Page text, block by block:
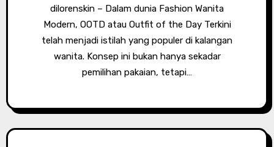
dilorenskin – Dalam dunia Fashion Wanita
Modern, OOTD atau Outfit of the Day Terkini
telah menjadi istilah yang populer di kalangan
wanita. Konsep ini bukan hanya sekadar
pemilihan pakaian, tetapi…